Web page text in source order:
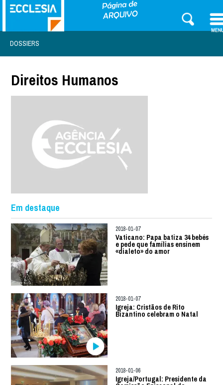
DOSSIERS
Direitos Humanos
Em destaque
2018-01-07
Vaticano: Papa batiza 34 bebés
e pede que famílias ensinem
«dialeto» do amor
2018-01-07
Igreja: Cristãos de Rito
Bizantino celebram o Natal
2018-01-06
Igreja/Portugal: Presidente da